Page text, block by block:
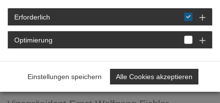
STARTSEITE
DETAIL
BA/MA? ... besser 10+!
Erforderlich
Optimierung
Einstellungen speichern Alle Cookies akzeptieren